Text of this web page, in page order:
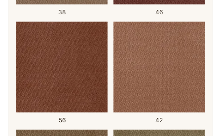
38 46
56 42